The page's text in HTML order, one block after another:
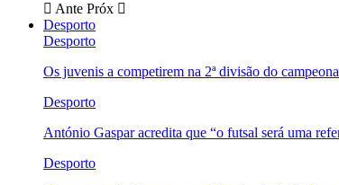
Ante Próx
Desporto
Desporto
Os juvenis a competirem na 2ª divisão do
Desporto
António Gaspar acredita que “o futsal será uma
Desporto